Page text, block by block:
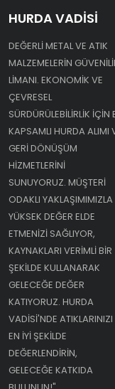
HURDA VADISI
DEĞERLI METAL VE ATIK
MALZEMELERIN
LIMANI. EKONOMIK VE
ÇEVRESEL
SÜRDÜRÜLEBILIRLIK IÇIN
KAPSAMLI HURDA ALIMI
GERI DÖNÜŞÜM
HIZMETLERINI
SUNUYORUZ. MÜŞTERI
ODAKLI YAKLAŞIMIMIZLA
YÜKSEK DEĞER ELDE
ETMENIZI SAĞLIYOR,
KAYNAKLARI VERIMLI BIR
ŞEKILDE KULLANARAK
GELECEĞE DEĞER
KATIYORUZ. HURDA
VADISI'NDE ATIKLARINIZI
EN IYI ŞEKILDE
DEĞERLENDIRIN,
GELECEĞE KATKIDA